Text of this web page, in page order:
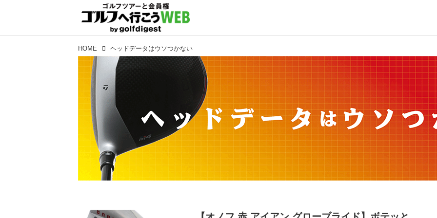
HOME ヘッドデータはウソつかない